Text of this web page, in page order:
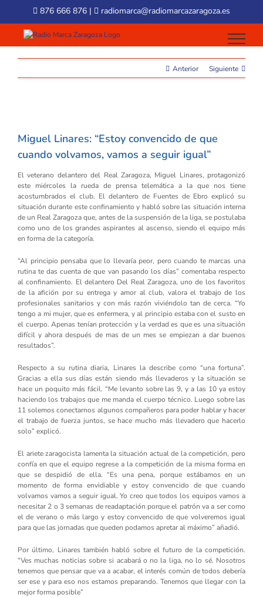
content
876 666 876 | radiomarca@radiomarcazaragoza.es
Anterior Siguiente
Image
Miguel Linares: “Estoy convencido de que
cuando volvamos, vamos a seguir igual”
El veterano delantero del Real Zaragoza, Miguel Linares, protagonizó
este miércoles la rueda de prensa telemática a la que nos tiene
acostumbrados el club. El delantero de Fuentes de Ebro explicó su
situación durante este confinamiento y habló sobre las situación interna
de un Real Zaragoza que, antes de la suspensión de la liga, se postulaba
como uno de los grandes aspirantes al ascenso, siendo el equipo más
en forma de la categoría.
“Al principio pensaba que lo llevaría peor, pero cuando te marcas una
rutina te das cuenta de que van pasando los días” comentaba respecto
al confinamiento. El delantero Del Real Zaragoza, uno de los favoritos
de la afición por su entrega y amor al club, valora el trabajo de los
profesionales sanitarios y con más razón viviéndolo tan de cerca. “Yo
tengo a mi mujer, que es enfermera, y al principio estaba con el susto en
el cuerpo. Apenas tenían protección y la verdad es que es una situación
difícil y ahora después de mas de un mes se empiezan a dar buenos
resultados”.
Respecto a su rutina diaria, Linares la describe como “una fortuna”.
Gracias a ella sus días están siendo más llevaderos y la situación se
hace un poquito más fácil. “Me levanto sobre las 9, y a las 10 ya estoy
haciendo los trabajos que me manda el cuerpo técnico. Luego sobre las
11 solemos conectarnos algunos compañeros para poder hablar y hacer
el trabajo de fuerza juntos, se hace mucho más llevadero que hacerlo
solo” explicó.
El ariete zaragocista lamenta la situación actual de la competición, pero
confía en que el equipo regrese a la competición de la misma forma en
que se despidió de ella. “Es una pena, porque estábamos en un
momento de forma envidiable y estoy convencido de que cuando
volvamos vamos a seguir igual. Yo creo que todos los equipos vamos a
necesitar 2 o 3 semanas de readaptación porque el patrón va a ser como
el de verano o más largo y estoy convencido de que volveremos igual
para que las jornadas que queden podamos apretar al máximo” añadió.
Por último, Linares también habló sobre el futuro de la competición.
“Ves muchas noticias sobre si acabará o no la liga, no lo sé. Nosotros
tenemos que pensar que va a acabar, el interés común de todos debería
ser ese y para eso nos estamos preparando. Tenemos que llegar con la
mejor forma posible”